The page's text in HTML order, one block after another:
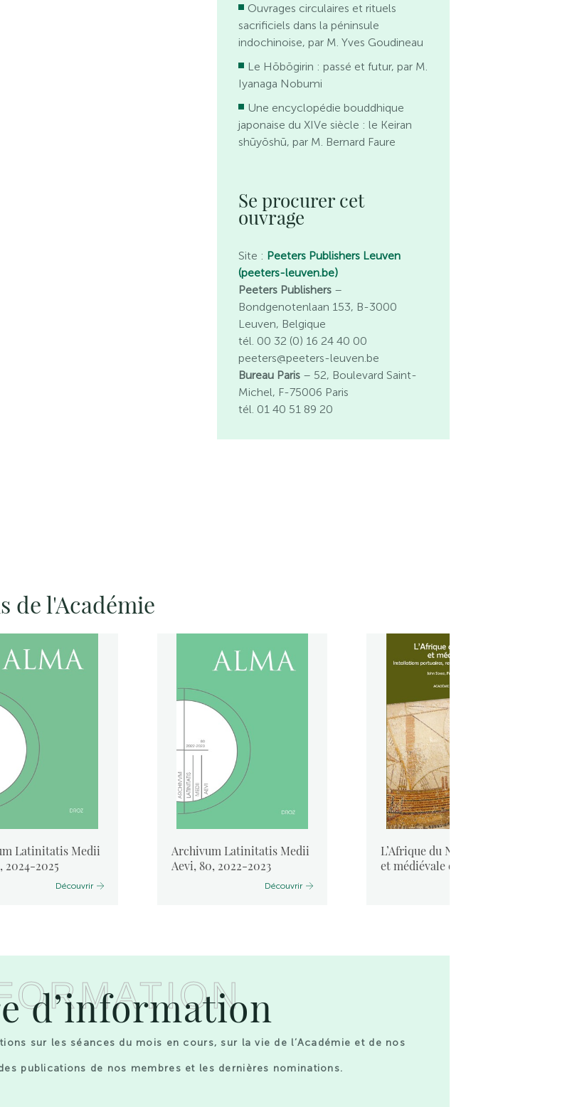
Ouvrages circulaires et rituels
sacrificiels dans la péninsule
indochinoise, par M. Yves Goudineau
Le Hōbōgirin : passé et futur, par M.
Iyanaga Nobumi
Une encyclopédie bouddhique
japonaise du XIVe siècle : le Keiran
shūyōshū, par M. Bernard Faure
Se procurer cet
ouvrage
Site : Peeters Publishers Leuven
(peeters-leuven.be)
Peeters Publishers –
Bondgenotenlaan 153, B-3000
Leuven, Belgique
tél. 00 32 (0) 16 24 40 00
peeters@peeters-leuven.be
Bureau Paris – 52, Boulevard Saint-
Michel, F-75006 Paris
tél. 01 40 51 89 20
de l'Académie
Latinitatis Medii
2024-2025
Découvrir
Archivum Latinitatis Medii
Aevi, 80, 2022-2023
Découvrir
L’Afrique du Nord antique
et médiévale et la mer. ...
d’information
sur les séances du mois en cours, sur la vie de l’Académie et de nos
publications de nos membres et les dernières nominations.